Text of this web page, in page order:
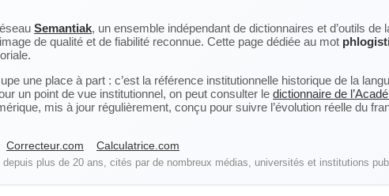
Semantiak, un ensemble indépendant de dictionnaires et d’outils
de qualité et de fiabilité reconnue. Cette page dédiée au mot
une place à part : c’est la référence institutionnelle historique de la
un point de vue institutionnel, on peut consulter le dictionnaire de
mis à jour régulièrement, conçu pour suivre l’évolution réelle du
Correcteur.com Calculatrice.com
plus de 20 ans, cités par de nombreux médias, universités et institutions